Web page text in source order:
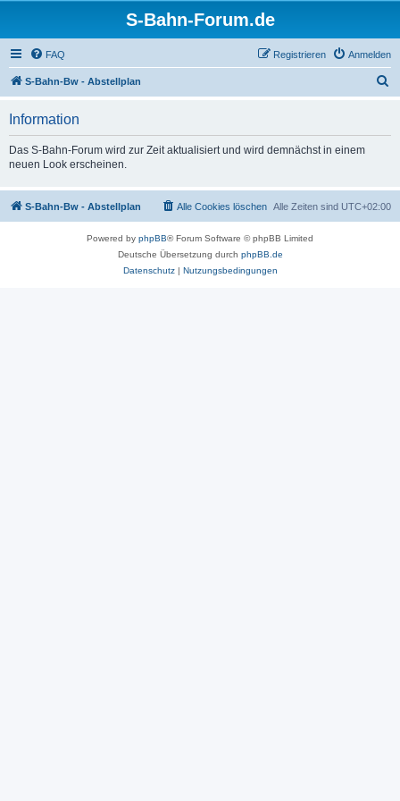
S-Bahn-Forum.de
FAQ Anmelden
Registrieren
S-Bahn-Bw - Abstellplan
Information
Das S-Bahn-Forum wird zur Zeit aktualisiert und wird demnächst in einem
neuen Look erscheinen.
S-Bahn-Bw - Abstellplan Alle Zeiten sind UTC+02:00
Alle Cookies löschen
Powered by phpBB® Forum Software © phpBB Limited
Deutsche Übersetzung durch phpBB.de
Datenschutz| Nutzungsbedingungen